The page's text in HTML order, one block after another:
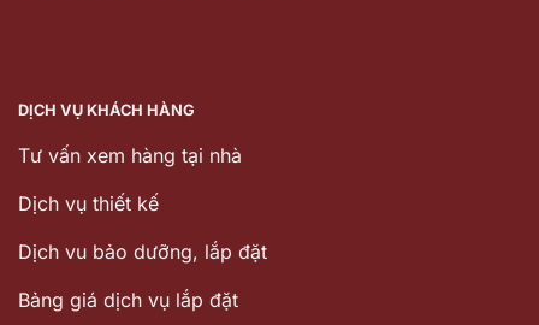
DỊCH VỤ KHÁCH HÀNG
Tư vấn xem hàng tại nhà
Dịch vụ thiết kế
Dịch vu bảo dưỡng, lắp đặt
Bảng giá dịch vụ lắp đặt